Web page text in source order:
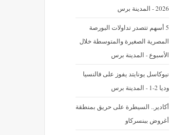
2026 - المدينة برس
5 أسهم تتصدر تداولات البورصة
المصرية الصغيرة والمتوسطة خلال
الأسبوع - المدينة برس
نيوكاسل يونايتد يفوز على فالنسيا
وديا 2-1 - المدينة برس
أكادير.. السيطرة على حريق بمنطقة
أغروض ببنسركاو